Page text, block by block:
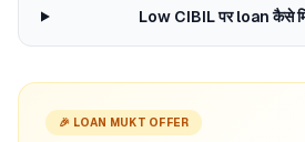
Low CIBIL पर loan कैसे
🎉 LOAN MUKT OFFER